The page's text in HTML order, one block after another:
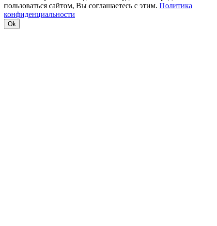
пользоваться сайтом, Вы соглашаетесь с этим. Политика
конфиденциальности
Ok